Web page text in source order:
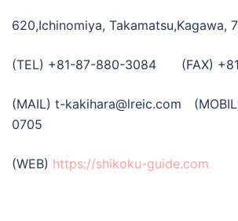
620,Ichinomiya, Takamatsu,Kagawa,
(TEL) +81-87-880-3084 (FAX)
(MAIL) t-kakihara@lreic.com
0705
(WEB) https://shikoku-guide.com